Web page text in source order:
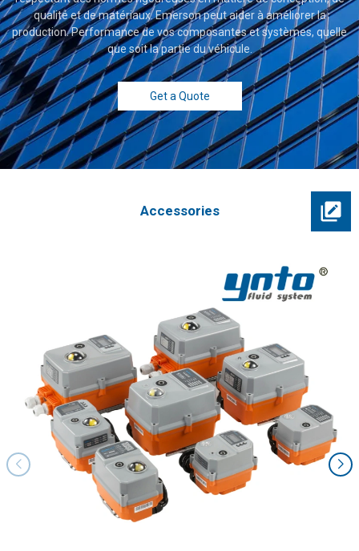
qualité et de matériaux. Emerson peut aider à améliorer la
production. Performance de vos composantes et systèmes, quelle
que soit la partie du véhicule.
Get a Quote
Accessories